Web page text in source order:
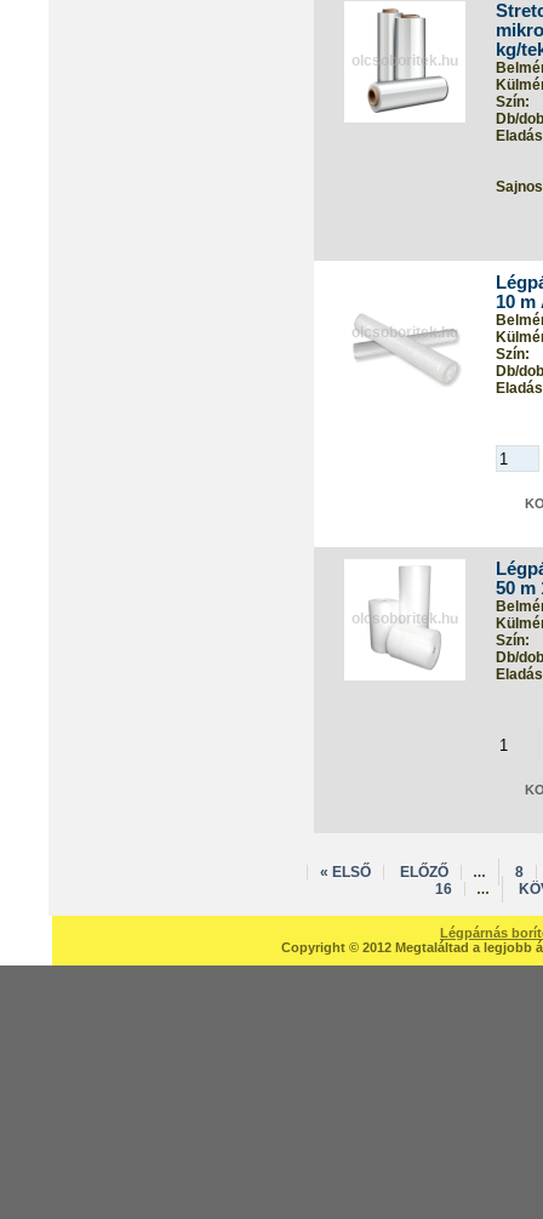
kg/
Szín:
Db/
10 m
Szín:
Db/
50 m
Szín:
Db/
« ELSŐ ELŐZŐ …
8
16
…
Légpárnás
Copyright © 2012 Megtaláltad a legjobb